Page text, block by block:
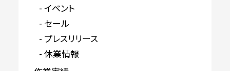
イベント
セール
プレスリリース
休業情報